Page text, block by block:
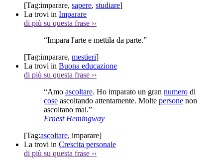
[Tag:imparare, sapere, studiare]
La trovi in Imparare
di più su questa frase ››
“Impara l'arte e mettila da parte.”
[Tag:imparare, mestieri]
La trovi in Buona educazione
di più su questa frase ››
“Amo ascoltare. Ho imparato un gran numero di
cose ascoltando attentamente. Molte persone non
ascoltano mai.”
Ernest Hemingway
[Tag:ascoltare, imparare]
La trovi in Crescita personale
di più su questa frase ››